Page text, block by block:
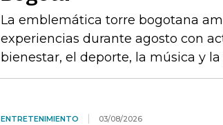
La emblemática torre bogotana
experiencias durante agosto con
bienestar, el deporte, la música y
ENTRETENIMIENTO 03/08/2026